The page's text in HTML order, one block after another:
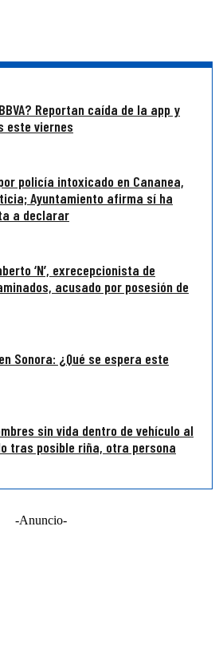
Reportan caída de la app y
este viernes
policía intoxicado en Cananea,
Ayuntamiento afirma sí ha
a declarar
‘N’, exrecepcionista de
acusado por posesión de
Sonora: ¿Qué se espera este
sin vida dentro de vehículo al
tras posible riña, otra persona
-Anuncio-